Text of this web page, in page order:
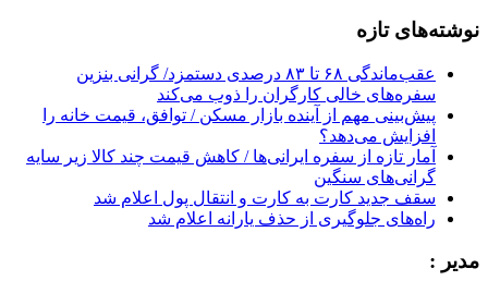
نوشته‌های تازه
عقب‌ماندگی ۶۸ تا ۸۳ درصدی دستمزد/ گرانی بنزین
سفره‌های خالی کارگران را ذوب می‌کند
پیش‌بینی مهم از آینده بازار مسکن / توافق، قیمت خانه را
افزایش می‌دهد؟
آمار تازه از سفره ایرانی‌ها / کاهش قیمت چند کالا زیر سایه
گرانی‌های سنگین
سقف جدید کارت به کارت و انتقال پول اعلام شد
راه‌های جلوگیری از حذف یارانه اعلام شد
مدیر :